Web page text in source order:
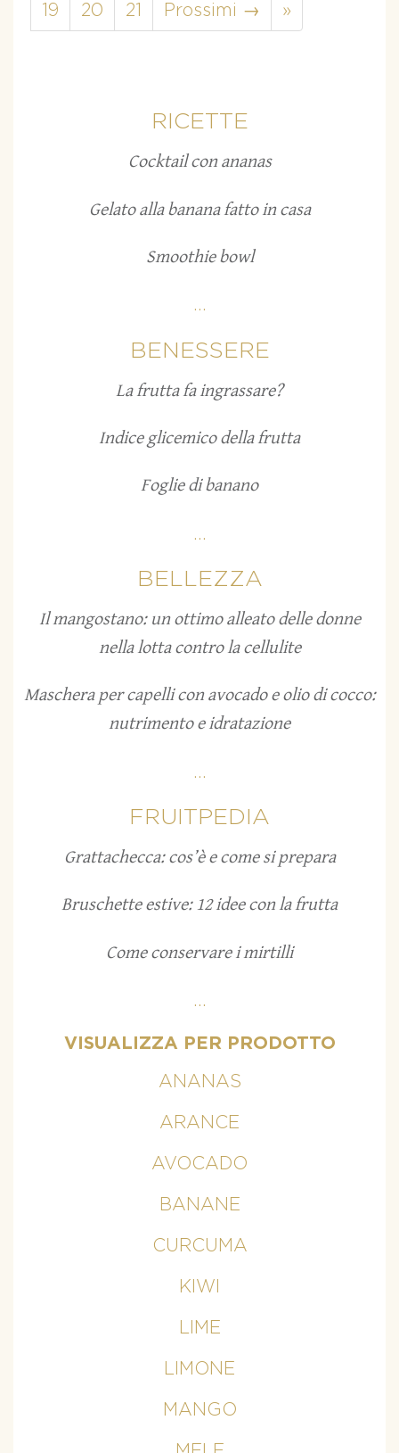
19 20 21 Prossimi → »
RICETTE
Cocktail con ananas
Gelato alla banana fatto in casa
Smoothie bowl
...
BENESSERE
La frutta fa ingrassare?
Indice glicemico della frutta
Foglie di banano
...
BELLEZZA
Il mangostano: un ottimo alleato delle donne
nella lotta contro la cellulite
Maschera per capelli con avocado e olio di cocco:
nutrimento e idratazione
...
FRUITPEDIA
Grattachecca: cos’è e come si prepara
Bruschette estive: 12 idee con la frutta
Come conservare i mirtilli
...
VISUALIZZA PER PRODOTTO
ANANAS
ARANCE
AVOCADO
BANANE
CURCUMA
KIWI
LIME
LIMONE
MANGO